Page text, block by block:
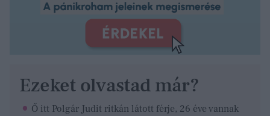
Ezeket olvastad már?
Ő itt Polgár Judit ritkán látott férje, 26 éve vannak